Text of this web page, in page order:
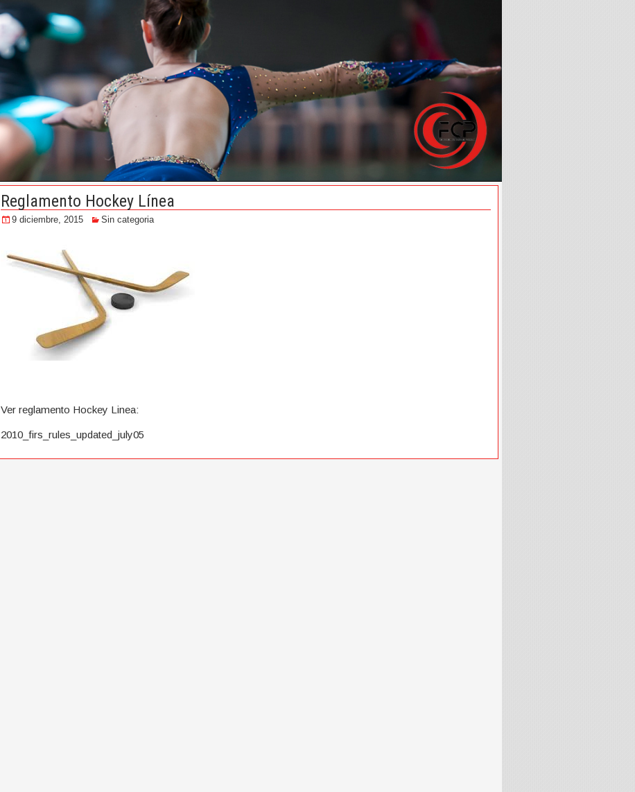
Reglamento Hockey Línea
9 diciembre, 2015 Sin categoria
Ver reglamento Hockey Linea:
2010_firs_rules_updated_july05